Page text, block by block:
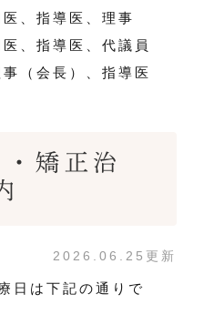
、指導医、理事
、指導医、代議員
（会長）、指導医
矯正治
2026.06.25更新
日は下記の通りで